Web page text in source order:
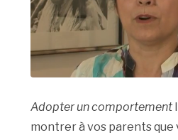
Adopter un comportement
montrer à vos parents que